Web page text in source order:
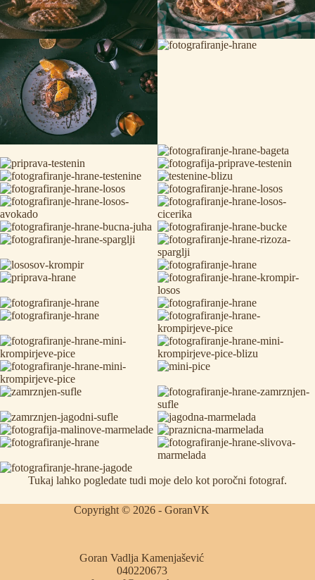
Tukaj lahko pogledate tudi moje delo kot poročni fotograf.
Copyright © 2026 - GoranVK
Goran Vadlja Kamenjašević
040220673